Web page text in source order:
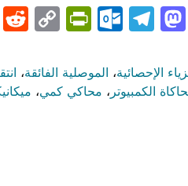
WhatsApp
Mastodon
Telegram
الإحصائية، الموصلية الفائقة،
الكمبيوتر ، محاكي كمي،